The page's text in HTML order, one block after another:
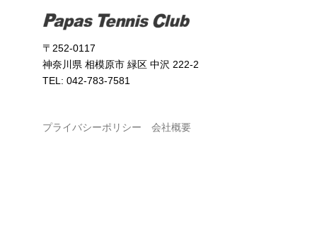
〒252-0117
神奈川県 相模原市 緑区 中沢 222-2
TEL: 042-783-7581
プライバシーポリシー 会社概要